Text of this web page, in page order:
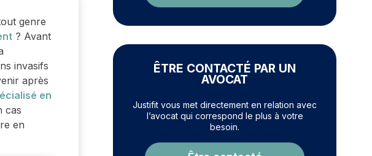
genre
? Avant
invasifs
après
en
cas
en
ÊTRE CONTACTÉ PAR UN
AVOCAT
Justifit vous met directement en relation avec
l’avocat qui correspond le plus à votre
besoin.